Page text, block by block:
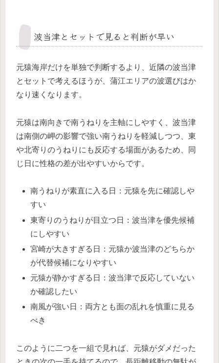
波当津とセットで見ると判断が早い
元猿海岸だけを単独で判断するより、近隣の波当津
とセットで考えるほうが、蒲江エリアの波選びはか
なり速くなります。
元猿は南向きで南うねりを主軸にしやすく、波当津
は南側の岬の影響で強い南うねりを軽減しつつ、東
や北寄りのうねりにも反応する場面があるため、同
じ日に性格の差が出やすいからです。
南うねりが素直に入る日：元猿を先に確認しや
すい
東寄りのうねりが目立つ日：波当津を優先候補
にしやすい
宮崎が大きすぎる日：元猿か波当津のどちらか
が代替候補になりやすい
元猿が静かすぎる日：波当津で反応していない
か確認したい
南風が強い日：両方とも面の乱れを慎重に見る
べき
このように二つを一組で見れば、元猿がダメだった